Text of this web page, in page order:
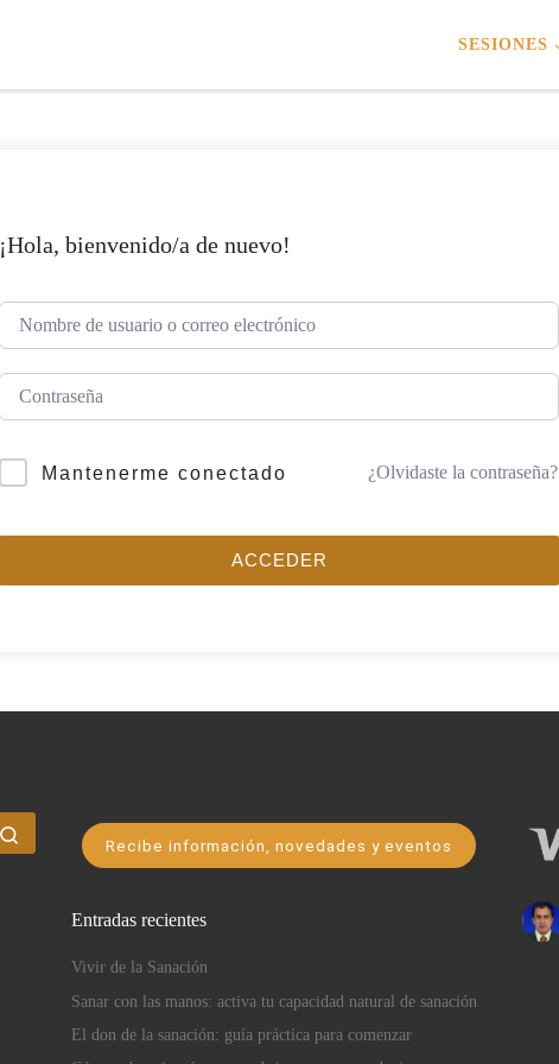
SESIONES
¡Hola, bienvenido/a de nuevo!
Mantenerme conectado ¿Olvidaste la contraseña?
ACCEDER
Buscar …
Recibe información, novedades y eventos
Entradas recientes
Vivir de la Sanación
Sanar con las manos: activa tu capacidad natural de sanación
El don de la sanación: guía práctica para comenzar